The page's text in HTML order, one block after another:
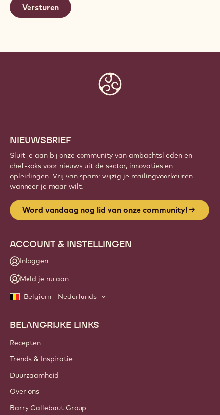
NIEUWSBRIEF
Sluit je aan bij onze community van ambachtslieden en
chef-koks voor nieuws uit de sector, innovaties en
opleidingen. Vrij van spam: wijzig je mailingvoorkeuren
wanneer je maar wilt.
Word vandaag nog lid van onze community!
ACCOUNT & INSTELLINGEN
Inloggen
Meld je nu aan
Belgium - Nederlands
Footer
Callebaut
BELANGRIJKE LINKS
Recepten
Trends & Inspiratie
Duurzaamheid
Over ons
Barry Callebaut Group